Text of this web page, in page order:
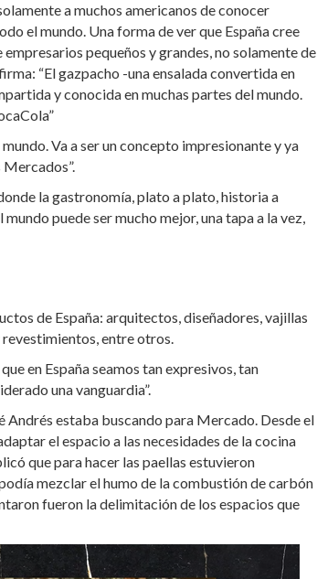
a muchos americanos de conocer
el mundo. Una forma de ver que España cree
pequeños y grandes, no solamente de
“El gazpacho -una ensalada convertida en
y conocida en muchas partes del mundo.
Va a ser un concepto impresionante y ya
la gastronomía, plato a plato, historia a
puede ser mucho mejor, una tapa a la vez,
de España: arquitectos, diseñadores, vajillas
entre otros.
en España seamos tan expresivos, tan
una vanguardia”.
Andrés estaba buscando para Mercado. Desde el
el espacio a las necesidades de la cocina
que para hacer las paellas estuvieron
mezclar el humo de la combustión de carbón
fueron la delimitación de los espacios que